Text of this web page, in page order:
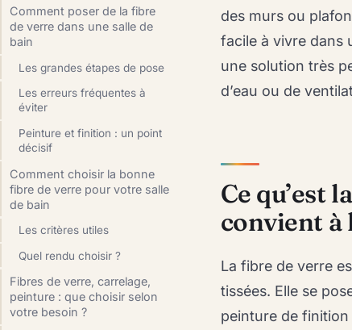
Comment poser de la fibre
de verre dans une salle de
bain
Les grandes étapes de pose
Les erreurs fréquentes à
éviter
Peinture et finition : un point
décisif
Comment choisir la bonne
fibre de verre pour votre salle
de bain
Les critères utiles
Quel rendu choisir ?
Fibres de verre, carrelage,
peinture : que choisir selon
votre besoin ?
des murs ou
facile à vivre dans
une solution très
d’eau ou de
Ce qu’est
convient à
La fibre de verre
tissées. Elle se
peinture de finition